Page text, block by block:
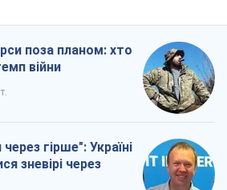
поза планом: хто
війни
гірше": Україні
зневірі через